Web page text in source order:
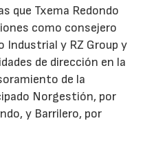
que Txema Redondo
como consejero
Industrial y RZ Group y
de dirección en la
de la
Norgestión, por
y Barrilero, por